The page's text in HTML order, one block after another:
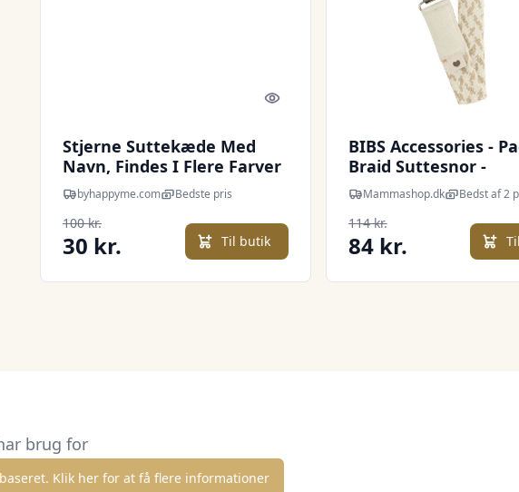
Quick look
Stjerne Suttekæde Med
Navn, Findes I Flere Farver
byhappyme.com Bedste pris
100 kr.
30 kr. Til butik
BIBS Accessories -
Braid Suttesnor -
Ivory/Vanilla
Mammashop.dk Bedst af 2
114 kr.
84 kr.
brug for
Klik her for at få flere informationer